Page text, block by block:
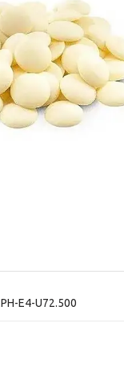
E4-U72.500